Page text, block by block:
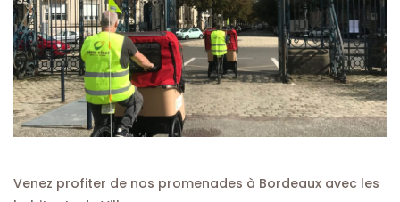
Venez profiter de nos promenades à Bordeaux avec les